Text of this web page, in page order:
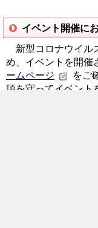
イベント開催に
新型コロナウイル
め、イベントを開催
ームページ
をご
項を守ってイベント